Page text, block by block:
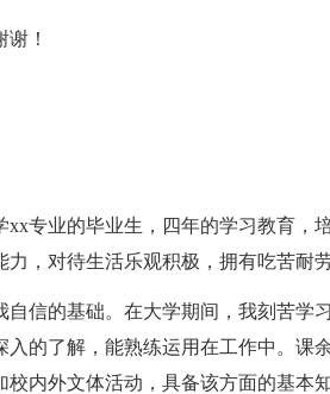
！
业的毕业生，四年的学习教育，
，对待生活乐观积极，拥有吃苦耐
的基础。在大学期间，我刻苦学
入的了解，能熟练运用在工作中。课
内外文体活动，具备该方面的基本知